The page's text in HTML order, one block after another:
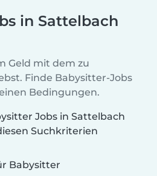
in Sattelbach
Geld mit dem zu
Finde Babysitter-Jobs
Bedingungen.
Jobs in Sattelbach
Suchkriterien
Babysitter